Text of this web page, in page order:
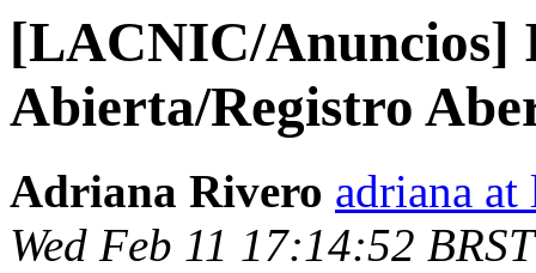
[LACNIC/Anuncios]
Abierta/Registro
Adriana Rivero adriana
Wed Feb 11 17:14:52